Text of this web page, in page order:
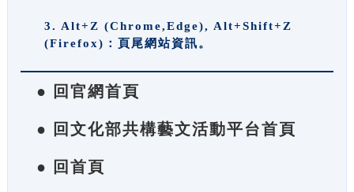
3. Alt+Z (Chrome,Edge), Alt+Shift+Z
(Firefox)：頁尾網站資訊。
● 回官網首頁
● 回文化部共構藝文活動平台首頁
● 回首頁